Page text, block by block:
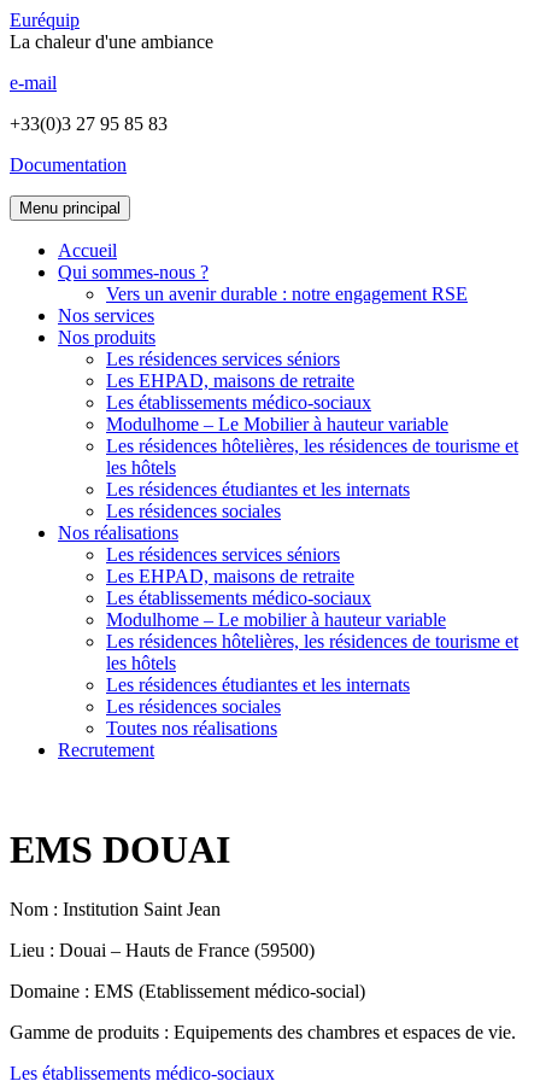
Euréquip
La chaleur d'une ambiance
e-mail
+33(0)3 27 95 85 83
Documentation
Menu principal
Accueil
Qui sommes-nous ?
Vers un avenir durable : notre engagement RSE
Nos services
Nos produits
Les résidences services séniors
Les EHPAD, maisons de retraite
Les établissements médico-sociaux
Modulhome – Le Mobilier à hauteur variable
Les résidences hôtelières, les résidences de tourisme et
les hôtels
Les résidences étudiantes et les internats
Les résidences sociales
Nos réalisations
Les résidences services séniors
Les EHPAD, maisons de retraite
Les établissements médico-sociaux
Modulhome – Le mobilier à hauteur variable
Les résidences hôtelières, les résidences de tourisme et
les hôtels
Les résidences étudiantes et les internats
Les résidences sociales
Toutes nos réalisations
Recrutement
EMS DOUAI
Nom : Institution Saint Jean
Lieu : Douai – Hauts de France (59500)
Domaine : EMS (Etablissement médico-social)
Gamme de produits : Equipements des chambres et espaces de vie.
Les établissements médico-sociaux